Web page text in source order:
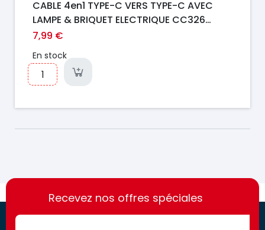
CABLE 4en1 TYPE-C VERS TYPE-C AVEC
LAMPE & BRIQUET ELECTRIQUE CC326
ONTEN
7,99 €
En stock
https://france-
access.fr
https://france-
access.fr
Recevez nos offres spéciales